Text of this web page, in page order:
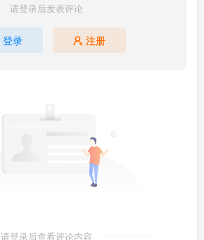
请登录后发表评论
登录 注册
请登录后查看评论内容